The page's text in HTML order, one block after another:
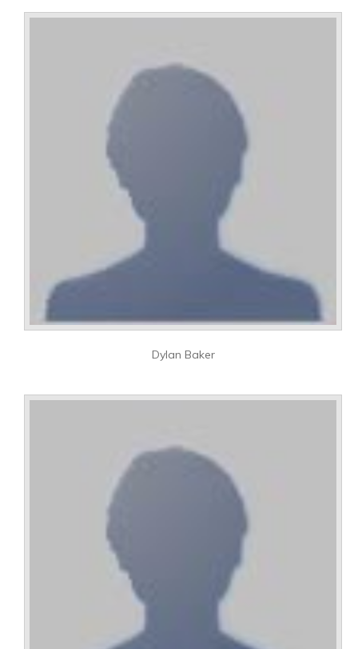
Dylan Baker